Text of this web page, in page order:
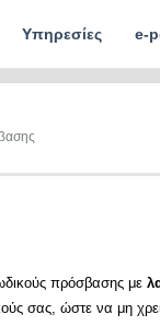
Υπηρεσίες e-
πρόσβασης με
σας, ώστε να μη